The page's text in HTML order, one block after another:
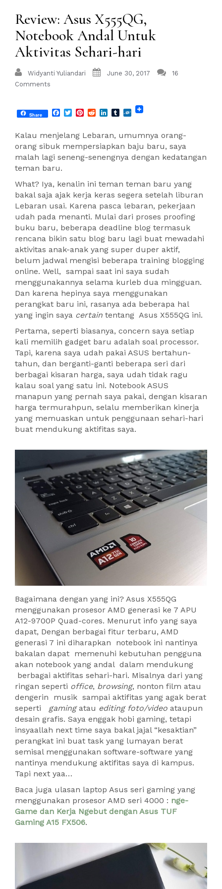
Review: Asus X555QG,
Notebook Andal Untuk
Aktivitas Sehari-hari
Widyanti Yuliandari June 30, 2017
16
Comments
Share Facebook
TwitterPinterest
RedditLinkedIn
Tumblr
Folkd
Kalau menjelang Lebaran, umumnya orang-
orang sibuk mempersiapkan baju baru, saya
malah lagi seneng-senengnya dengan kedatangan
teman baru.
What? Iya, kenalin ini teman teman baru yang
bakal saja ajak kerja keras segera setelah liburan
Lebaran usai. Karena pasca lebaran, pekerjaan
udah pada menanti. Mulai dari proses proofing
buku baru, beberapa deadline blog termasuk
rencana bikin satu blog baru lagi buat mewadahi
aktivitas anak-anak yang super duper aktif,
belum jadwal mengisi beberapa training blogging
online. Well, sampai saat ini saya sudah
menggunakannya selama kurleb dua mingguan.
Dan karena hepinya saya menggunakan
perangkat baru ini, rasanya ada beberapa hal
yang ingin saya certain tentang Asus X555QG ini.
Pertama, seperti biasanya, concern saya setiap
kali memilih gadget baru adalah soal processor.
Tapi, karena saya udah pakai ASUS bertahun-
tahun, dan berganti-ganti beberapa seri dari
berbagai kisaran harga, saya udah tidak ragu
kalau soal yang satu ini. Notebook ASUS
manapun yang pernah saya pakai, dengan kisaran
harga termurahpun, selalu memberikan kinerja
yang memuaskan untuk penggunaan sehari-hari
buat mendukung aktifitas saya.
Bagaimana dengan yang ini? Asus X555QG
menggunakan prosesor AMD generasi ke 7 APU
A12-9700P Quad-cores. Menurut info yang saya
dapat, Dengan berbagai fitur terbaru, AMD
generasi 7 ini diharapkan notebook ini nantinya
bakalan dapat memenuhi kebutuhan pengguna
akan notebook yang andal dalam mendukung
berbagai aktifitas sehari-hari. Misalnya dari yang
ringan seperti office, browsing, nonton film atau
dengerin musik sampai aktifitas yang agak berat
seperti gamingatau editing foto/video ataupun
desain grafis. Saya enggak hobi gaming, tetapi
insyaallah next time saya bakal jajal “kesaktian”
perangkat ini buat task yang lumayan berat
semisal menggunakan software-software yang
nantinya mendukung aktifitas saya di kampus.
Tapi next yaa…
Baca juga ulasan laptop Asus seri gaming yang
menggunakan prosesor AMD seri 4000 : nge-
Game dan Kerja Ngebut dengan Asus TUF
Gaming A15 FX506.